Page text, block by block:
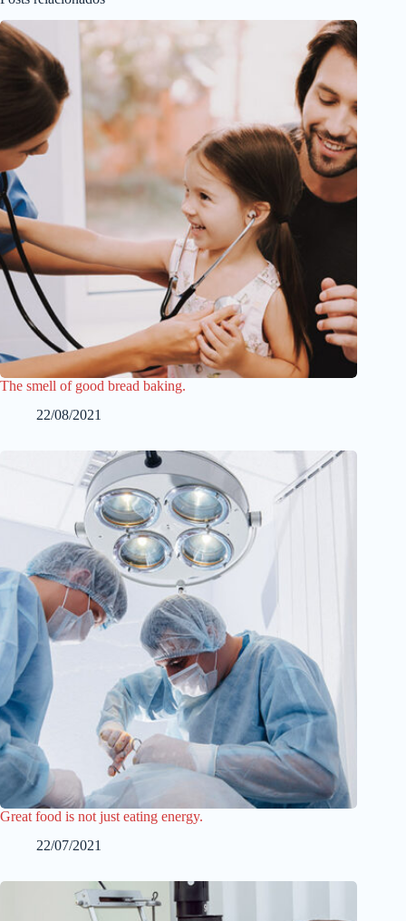
The smell of good bread baking.
22/08/2021
Great food is not just eating energy.
22/07/2021